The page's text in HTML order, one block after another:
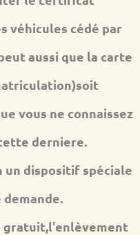
véhicules cédé par
aussi que la carte
vous ne connaissez
derniere.
un dispositif spéciale
gratuit,l'enlèvement